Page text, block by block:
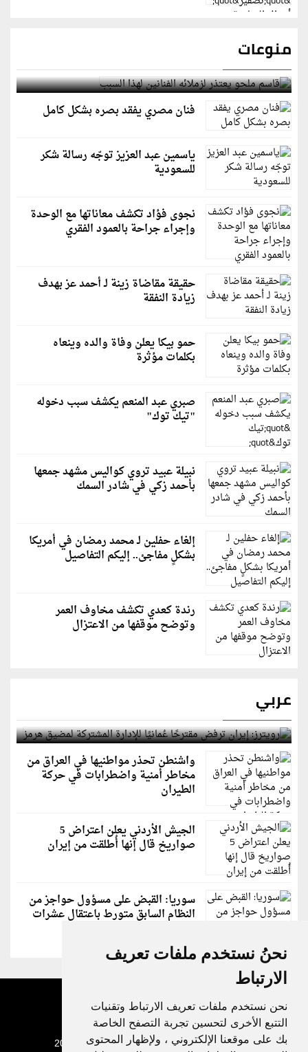
نحنُ نستخدم ملفات تعريف
الارتباط
نحن نستخدم ملفات تعريف الارتباط وتقنيات
التتبع الأخرى لتحسين تجربة التصفح الخاصة
بك على موقعنا الإلكتروني ، ولإظهار المحتوى
منوعات
قاسم ملحو يعتذر لزملائه الفنانين لهذا السبب
فنان مصري يفقد بصره بشكل كامل
ياسمين عبد العزيز توجّه رسالة شكر
للسعودية
نجوى فؤاد تكشف معاناتها مع الوحدة
وإجراء جراحة بالعمود الفقري
حقيقة مقاضاة زينة لـ أحمد عز بهدف
زيادة النفقة
حمو بيكا يعلن وفاة والده وينعاه
بكلمات مؤثرة
صبري عبد المنعم يكشف سبب دخوله
"تيك توك"
نبيلة عبيد تروي كواليس مشهد جمعها
بأحمد زكي في شادر السمك
إلغاء حفلين لـ محمد رمضان في أمريكا
بشكلٍ مفاجئ.. إليكم التفاصيل
رندة كعدي تكشف مخاوف العمر
وتوضح موقفها من الاعتزال
عربي
رويترز: إيران ترفض مقترحًا عُمانيًا للإدارة المشتركة
لمضيق هرمز
واشنطن تحذر مواطنيها في العراق من
مخاطر أمنية واضطرابات في حركة
الطيران
الجيش الأردني يعلن اعتراض 5
صواريخ قال إنها أُطلقت من إيران
سوريا: القبض على مسؤول حواجز من
النظام السابق متورط باعتقال عشرات
جميع الحقوق محفوظة لدنيا الوطن © 2003 - 2022